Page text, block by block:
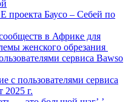
Баусо – Себей по
в Африке для
женского обрезания
сервиса Bawso
с пользователями сервиса
2025 г.